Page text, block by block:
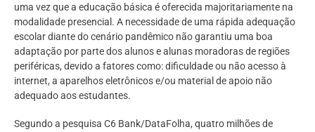
uma vez que a educação básica é oferecida majoritariamente na
modalidade presencial. A necessidade de uma rápida adequação
escolar diante do cenário pandêmico não garantiu uma boa
adaptação por parte dos alunos e alunas moradoras de regiões
periféricas, devido a fatores como: dificuldade ou não acesso à
internet, a aparelhos eletrônicos e/ou material de apoio não
adequado aos estudantes.
Segundo a pesquisa C6 Bank/DataFolha, quatro milhões de